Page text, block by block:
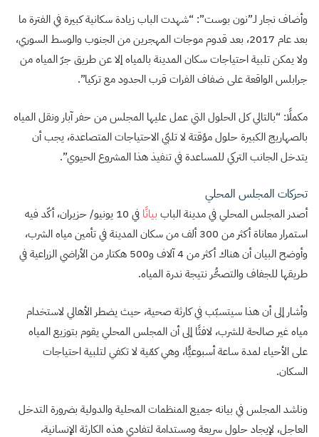
وأضاف نجار لـ”نون بوست”: “شهدت الباب زيادة سكانية كبيرة في الفترة ما
بعد عام 2017، بعد قدوم موجات المهجرين من الجنوب والوسط السوري،
ولا يمكن تلبية احتياجات سكان المدينة بالمياه إلا عن طريق جرّ المياه من
جرابلس الواقعة على ضفاف الفرات قرب الحدود مع تركيا”.
مكملًا: “بالتالي كل الحلول التي عمل عليها المجلس من حفر آبار ونقل المياه
بالصهاريج الكبيرة حلول مؤقتة لا تلبّي الاحتياجات المتصاعدة، يجب أن
يتدخل الجانب التركي للمساعدة في تنفيذ هذا المشروع الحيوي”.
تحركات المجلس المحلي
أصدر المجلس المحلي في مدينة الباب بيانًا
في 10 يونيو/ حزيران، أكّد فيه
استمرار معاناة أكثر من 300 ألف من سكان المدينة في تأمين مياه الشرب،
وأوضح البيان أن هناك أكثر من 4 آلاف و500 هكتار من الأراضي الزراعية في
طريقها للجفاف والتصحُّر نتيجة ندرة المياه.
وأشار إلى أن هذا سيتسبّب في كارثة صحية، حيث يضطر الأهالي لاستخدام
مياه غير صالحة للشرب، لافتًا إلى أن المجلس المحلي يقوم بتوزيع المياه
على الأحياء لمدة ساعة أسبوعيًّا، وهي كمّية لا تكفي لتلبية احتياجات
السكان.
وناشد المجلس في بيانه جميع المنظمات المحلية والدولية بضرورة التدخل
العاجل، لإيجاد حلول سريعة ومستدامة لتفادي هذه الكارثة الإنسانية،